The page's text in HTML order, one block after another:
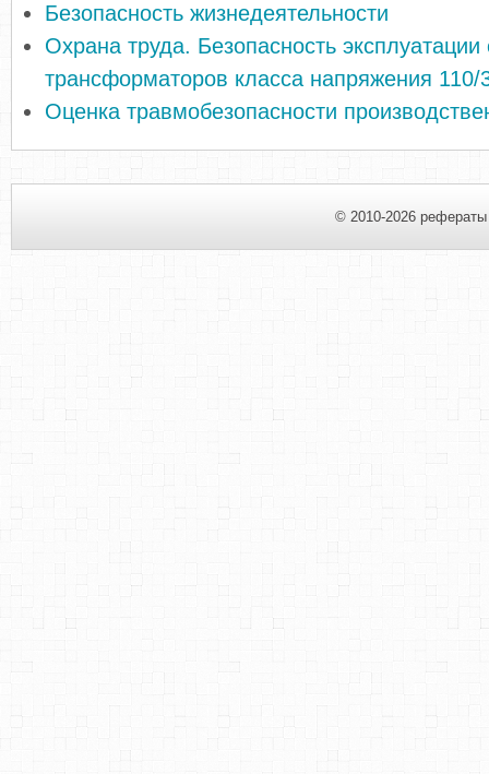
Безопасность жизнедеятельности
Охрана труда. Безопасность
трансформаторов класса напряжения 110/
Оценка травмобезопасности
© 2010-2026 рефераты